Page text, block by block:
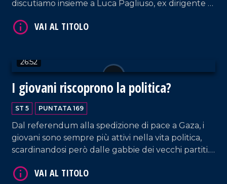
discutiamo insieme a Luca Pagliuso, ex dirigente di
giornalista della Gazzetta dello Sport.
26:52
I giovani riscoprono la politica?
ST 5 PUNTATA 169
Dal referendum alla spedizione di pace a Gaza, i
giovani sono sempre più attivi nella vita politica,
scardinandosi però dalle gabbie dei vecchi partiti.
nazionale Gioventù nazionale, e Francesco
VAI AL TITOLO